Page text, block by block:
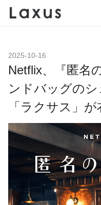
2025-10-16
Netflix、『匿名
ンドバッグの
「ラクサス」が